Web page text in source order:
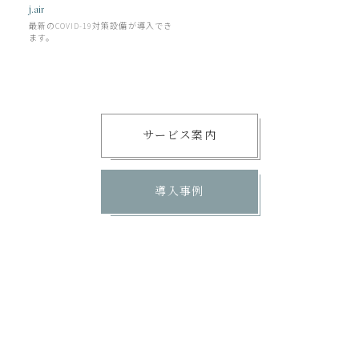
j.air
最新のCOVID-19対策設備が導入でき
ます。
サービス案内
導入事例